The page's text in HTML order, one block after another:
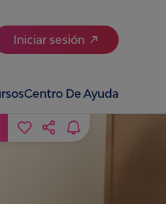
Iniciar sesión
Centro De Ayuda